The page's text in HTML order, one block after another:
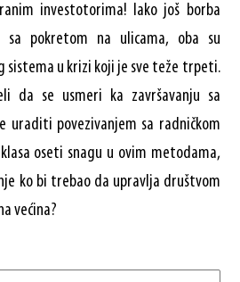
investotorima! Iako još borba
sa pokretom na ulicama, oba su
sistema u krizi koji je sve teže trpeti.
da se usmeri ka završavanju sa
uraditi povezivanjem sa radničkom
oseti snagu u ovim metodama,
ko bi trebao da upravlja društvom
većina?